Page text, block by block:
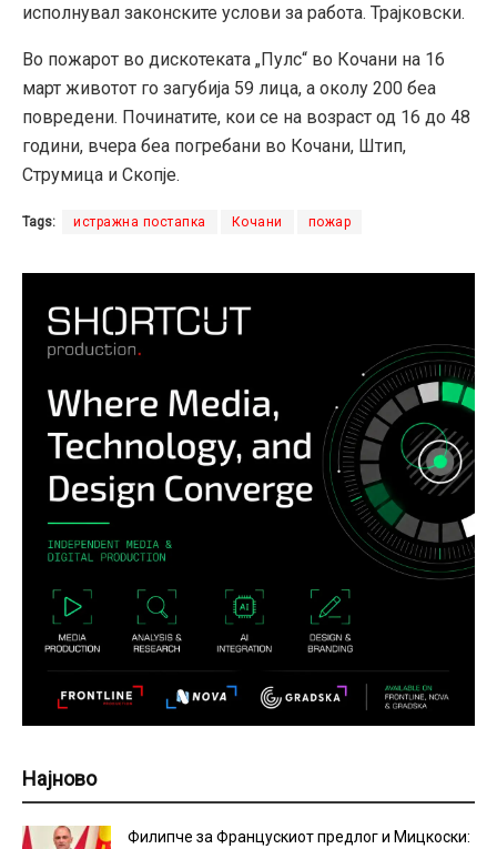
исполнувал законските услови за работа. Трајковски.
Во пожарот во дискотеката „Пулс“ во Кочани на 16
март животот го загубија 59 лица, а околу 200 беа
повредени. Починатите, кои се на возраст од 16 до 48
години, вчера беа погребани во Кочани, Штип,
Струмица и Скопје.
Tags: истражна постапка Кочани пожар
Најново
Филипче за Францускиот предлог и Мицкоски: